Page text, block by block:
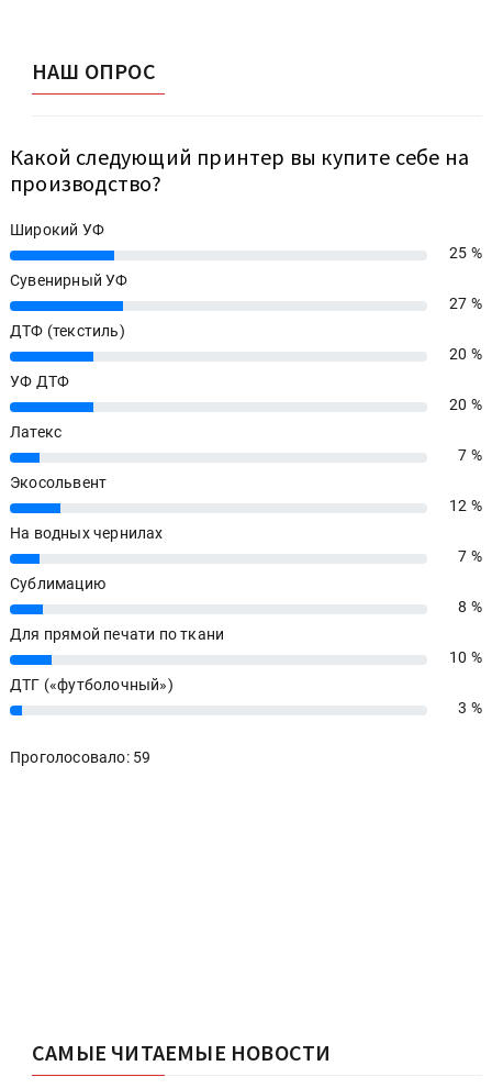
НАШ ОПРОС
Какой следующий принтер вы купите себе на
производство?
Широкий УФ
25%
25 %
Сувенирный УФ
27%
27 %
ДТФ (текстиль)
20%
20 %
УФ ДТФ
20%
20 %
Латекс
7%
7 %
Экосольвент
12%
12 %
На водных чернилах
7%
7 %
Сублимацию
8%
8 %
Для прямой печати по ткани
10%
10 %
ДТГ («футболочный»)
3% 3 %
Проголосовало: 59
САМЫЕ ЧИТАЕМЫЕ НОВОСТИ